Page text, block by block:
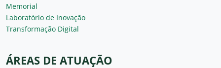
Memorial
Laboratório de Inovação
Transformação Digital
ÁREAS DE ATUAÇÃO